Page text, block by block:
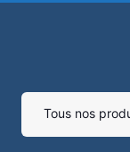
Tous nos